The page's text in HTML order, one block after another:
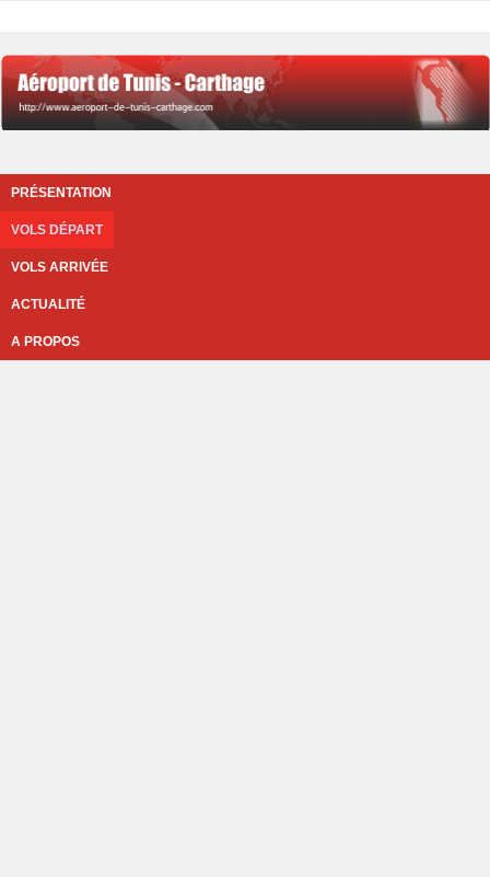
PRÉSENTATION
VOLS DÉPART
VOLS ARRIVÉE
ACTUALITÉ
A PROPOS